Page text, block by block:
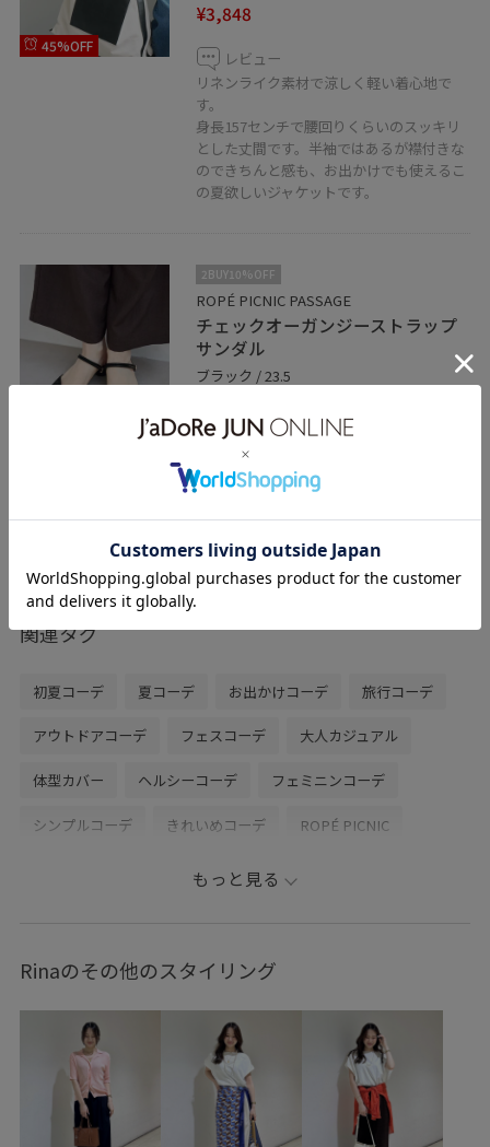
45%OFF
¥3,848
レビュー
リネンライク素材で涼しく軽い着心地で
す。
身長157センチで腰回りくらいのスッキリ
とした丈間です。半袖ではあるが襟付きな
のできちんと感も、お出かけでも使えるこ
の夏欲しいジャケットです。
2BUY10%OFF
ROPÉ PICNIC PASSAGE
チェックオーガンジーストラップ
サンダル
ブラック / 23.5
レビュー
普段23.5で23.5サイズでぴったりでした。
足を覆ってくれるような形でとても履きや
すいです。
けて履くこともできるので安心して履いて
いただけます。
関連タグ
初夏コーデ 夏コーデ お出かけコーデ 旅行コーデ
アウトドアコーデ フェスコーデ 大人カジュアル
体型カバー ヘルシーコーデ フェミニンコーデ
シンプルコーデ きれいめコーデ ROPÉ PICNIC
混合
シューズ サンダル
26RPUVCARE 26SS10dp 26SS10gs
26SS10r 26SS20
26SSRPジャケット 26SS_エアリーリネンライク
もっと見る
Rinaのその他のスタイリング